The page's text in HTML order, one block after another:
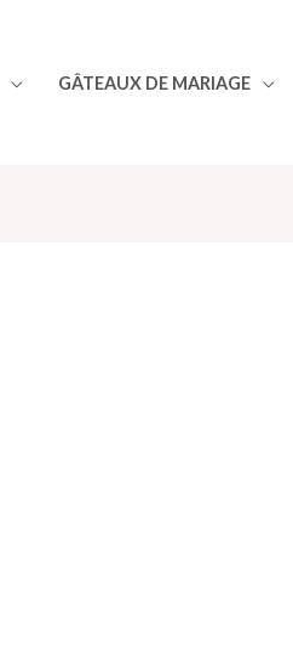
GÂTEAUX DE MARIAGE